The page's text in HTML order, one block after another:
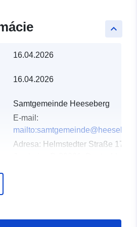
keyboard_arrow_up
16.04.2026
16.04.2026
Samtgemeinde Heeseberg
E-mail:
Adresa: Helmstedter Straße 17,
Aktualizované na základe